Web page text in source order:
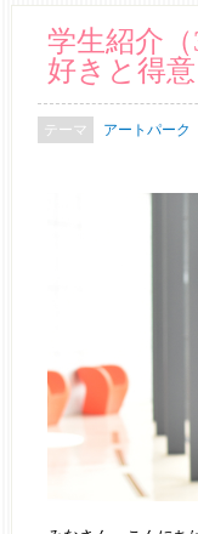
学生紹介
好きと得
アートパーク